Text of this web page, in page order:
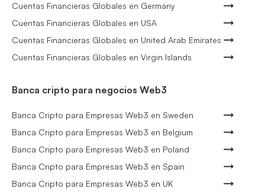
Cuentas Financieras Globales en Germany
Cuentas Financieras Globales en USA
Cuentas Financieras Globales en United Arab Emirates
Cuentas Financieras Globales en Virgin Islands
Banca cripto para negocios Web3
Banca Cripto para Empresas Web3 en Sweden
Banca Cripto para Empresas Web3 en Belgium
Banca Cripto para Empresas Web3 en Poland
Banca Cripto para Empresas Web3 en Spain
Banca Cripto para Empresas Web3 en UK